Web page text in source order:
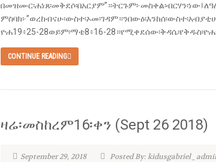
ዮሐ19፥25-28ወይም፡ማቴ­8፥16-
CONTINUE READING
ዛሬ፡መስከረም16፡ቀን (Sept 26 2018)
September 29, 2018 Posted By: